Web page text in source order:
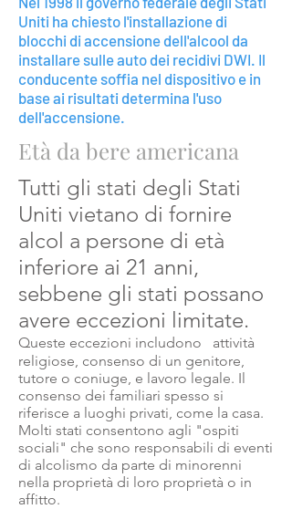
Uniti ha chiesto l'installazione di
blocchi di accensione dell'alcool da
installare sulle auto dei recidivi DWI. Il
conducente soffia nel dispositivo e in
base ai risultati determina l'uso
dell'accensione.
Età da bere americana
Tutti gli stati degli Stati
Uniti vietano di fornire
alcol a persone di età
inferiore ai 21 anni,
sebbene gli stati possano
avere eccezioni limitate.
Queste eccezioni includono
attività
religiose, consenso di un genitore,
tutore o coniuge, e lavoro legale. Il
consenso dei familiari spesso si
riferisce a luoghi privati, come la casa.
Molti stati consentono agli "ospiti
sociali" che sono responsabili di eventi
di alcolismo da parte di minorenni
nella proprietà di loro proprietà o in
affitto.